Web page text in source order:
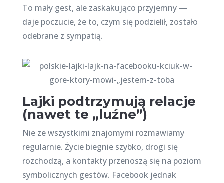
To mały gest, ale zaskakująco przyjemny —
daje poczucie, że to, czym się podzielił, zostało
odebrane z sympatią.
Lajki podtrzymują relacje
(nawet te „luźne”)
Nie ze wszystkimi znajomymi rozmawiamy
regularnie. Życie biegnie szybko, drogi się
rozchodzą, a kontakty przenoszą się na poziom
symbolicznych gestów. Facebook jednak